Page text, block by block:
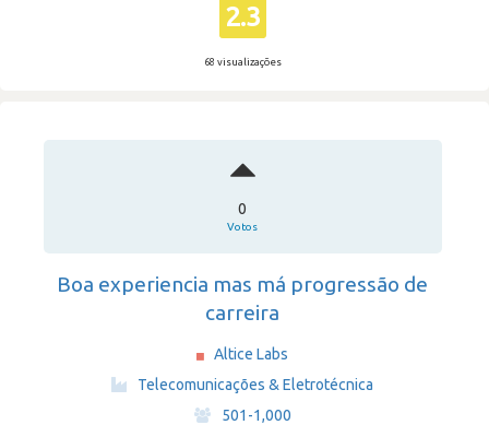
2.3
68 visualizações
0
Votos
Boa experiencia mas má progressão de
carreira
Altice Labs
·
Telecomunicações & Eletrotécnica
·
501-1,000